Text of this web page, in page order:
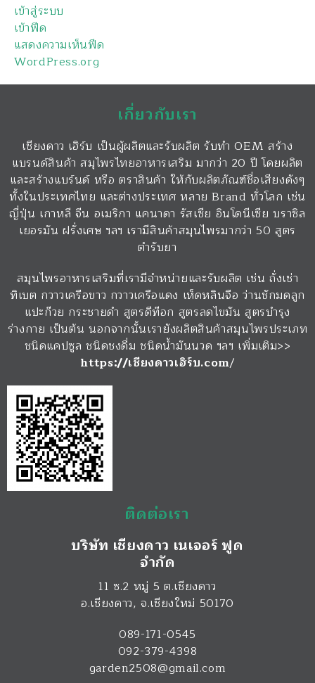
เข้าสู่ระบบ
เข้าฟีด
แสดงความเห็นฟีด
WordPress.org
เกี่ยวกับเรา
เชียงดาว เฮิร์บ เป็นผู้ผลิตและรับผลิต รับทำ OEM สร้าง
แบรนด์สินค้า สมุไพรไทยอาหารเสริม มากว่า 20 ปี โดยผลิต
และสร้างแบร์นด์ หรือ ตราสินค้า ให้กับผลิตภัณฑ์ชื่อเสียงดังๆ
ทั้งในประเทศไทย และต่างประเทศ หลาย Brand ทั่วโลก เช่น
ญี่ปุ่น เกาหลี จีน อเมริกา แคนาดา รัสเซีย อินโดนีเซีย บราซิล
เยอรมัน ฝรั่งเศษ ฯลฯ เรามีสินค้าสมุนไพรมากว่า 50 สูตร
ตำรับยา
สมุนไพรอาหารเสริมที่เรามีจำหน่ายและรับผลิต เช่น ถั่งเช่า
ทิเบต กวาวเครือขาว กวาวเครือแดง เห็ดหลินจือ ว่านชักมดลูก
แปะก๊วย กระชายดำ สูตรดีท๊อก สูตรลดไขมัน สูตรบำรุง
ร่างกาย เป็นต้น นอกจากนั้นเรายังผลิตสินค้าสมุนไพรประเภท
ชนิดแคปซูล ชนิดชงดื่ม ชนิดน้ำมันนวด ฯลฯ เพิ่มเติม>>
https://เชียงดาวเฮิร์บ.com/
ติดต่อเรา
บริษัท เชียงดาว เนเจอร์ ฟูด
จำกัด
11 ซ.2 หมู่ 5 ต.เชียงดาว
อ.เชียงดาว, จ.เชียงใหม่ 50170
089-171-0545
092-379-4398
garden2508@gmail.com